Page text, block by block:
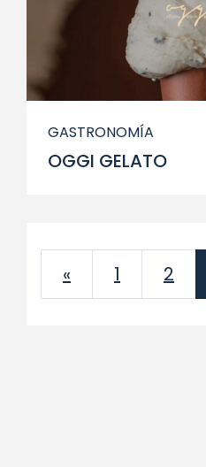
GASTRONOMÍA
OGGI GELATO
« Previous
1 2